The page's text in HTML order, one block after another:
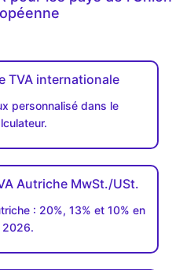
TVA internationale
personnalisé dans le
Autriche MwSt./USt.
: 20%, 13% et 10% en
2026.